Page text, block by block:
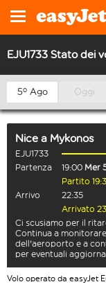
EJU1733 Stato dei
5º Ago Oggi
Nice a Mykonos
EJU1733
Partenza
19:00 Mer
Partito
Arrivo
22:35
Arrivato
Ci scusiamo per il
Continua a
dell'aeroporto e a
per eventuali
Volo operato da easyJet